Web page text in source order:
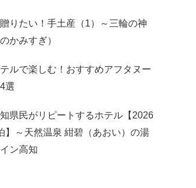
りたい！手土産（1）～三輪の神
かみすぎ）
ルで楽しむ！おすすめアフタヌー
選
知県民がリピートするホテル【2026
】～天然温泉 紺碧（あおい）の湯
ン高知